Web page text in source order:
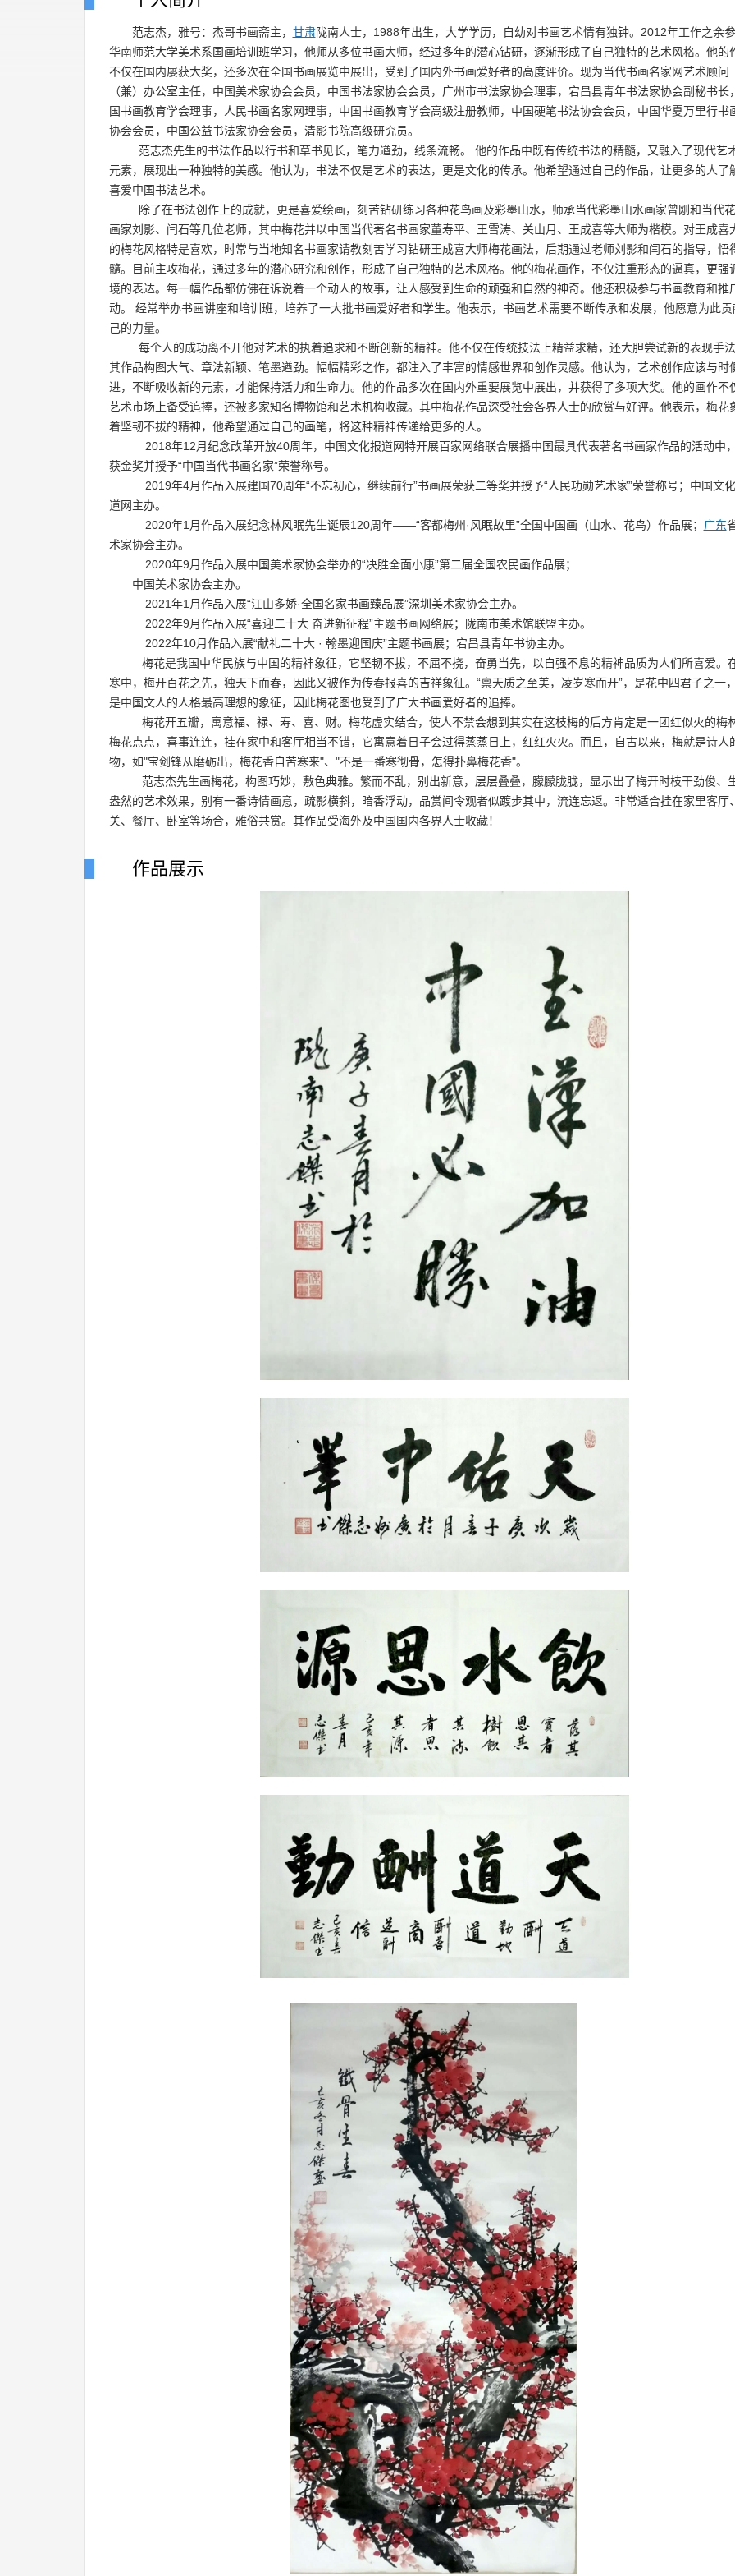
范志杰，雅号：杰哥书画斋主， 甘肃陇南人士，1988年出生，大学学历，自幼对书画艺术情有独钟。2012年工作之余
华南师范大学美术系国画培训班学习，他师从多位书画大师，经过多年的潜心钻研，逐渐形成了自己独特的艺术风格。他的
不仅在国内屡获大奖，还多次在全国书画展览中展出，受到了国内外书画爱好者的高度评价。现为当代书画名家网艺术顾问
（兼）办公室主任，中国美术家协会会员，中国书法家协会会员，广州市书法家协会理事，宕昌县青年书法家协会副秘书长
国书画教育学会理事，人民书画名家网理事，中国书画教育学会高级注册教师，中国硬笔书法协会会员，中国华夏万里行书
协会会员，中国公益书法家协会会员，清影书院高级研究员。
范志杰先生的书法作品以行书和草书见长，笔力遒劲，线条流畅。 他的作品中既有传统书法的精髓，又融入了现代艺
元素，展现出一种独特的美感。他认为，书法不仅是艺术的表达，更是文化的传承。他希望通过自己的作品，让更多的人了
喜爱中国书法艺术。
除了在书法创作上的成就，更是喜爱绘画，刻苦钻研练习各种花鸟画及彩墨山水，师承当代彩墨山水画家曾刚和当代
画家刘影、闫石等几位老师，其中梅花并以中国当代著名书画家董寿平、王雪涛、关山月、王成喜等大师为楷模。对王成喜
的梅花风格特是喜欢，时常与当地知名书画家请教刻苦学习钻研王成喜大师梅花画法，后期通过老师刘影和闫石的指导，悟
髓。目前主攻梅花，通过多年的潜心研究和创作，形成了自己独特的艺术风格。他的梅花画作，不仅注重形态的逼真，更强
境的表达。每一幅作品都仿佛在诉说着一个动人的故事，让人感受到生命的顽强和自然的神奇。他还积极参与书画教育和推
动。 经常举办书画讲座和培训班，培养了一大批书画爱好者和学生。他表示，书画艺术需要不断传承和发展，他愿意为此贡
己的力量。
每个人的成功离不开他对艺术的执着追求和不断创新的精神。他不仅在传统技法上精益求精，还大胆尝试新的表现手法
其作品构图大气、章法新颖、笔墨遒劲。幅幅精彩之作，都注入了丰富的情感世界和创作灵感。他认为，艺术创作应该与时
进，不断吸收新的元素，才能保持活力和生命力。他的作品多次在国内外重要展览中展出，并获得了多项大奖。他的画作不
艺术市场上备受追捧，还被多家知名博物馆和艺术机构收藏。其中梅花作品深受社会各界人士的欣赏与好评。他表示，梅花
着坚韧不拔的精神，他希望通过自己的画笔，将这种精神传递给更多的人。
2018年12月纪念改革开放40周年，中国文化报道网特开展百家网络联合展播中国最具代表著名书画家作品的活动中
获金奖并授予“中国当代书画名家”荣誉称号。
2019年4月作品入展建国70周年“不忘初心，继续前行”书画展荣获二等奖并授予“人民功勋艺术家”荣誉称号；中国文
道网主办。
2020年1月作品入展纪念林风眠先生诞辰120周年——“客都梅州·风眠故里”全国中国画（山水、花鸟）作品展； 广东
术家协会主办。
2020年9月作品入展中国美术家协会举办的“决胜全面小康”第二届全国农民画作品展；
中国美术家协会主办。
2021年1月作品入展“江山多娇·全国名家书画臻品展”深圳美术家协会主办。
2022年9月作品入展“喜迎二十大 奋进新征程”主题书画网络展；陇南市美术馆联盟主办。
2022年10月作品入展“献礼二十大 · 翰墨迎国庆”主题书画展；宕昌县青年书协主办。
梅花是我国中华民族与中国的精神象征，它坚韧不拔，不屈不挠，奋勇当先，以自强不息的精神品质为人们所喜爱。
寒中，梅开百花之先，独天下而春，因此又被作为传春报喜的吉祥象征。“禀天质之至美，凌岁寒而开”，是花中四君子之一
是中国文人的人格最高理想的象征，因此梅花图也受到了广大书画爱好者的追捧。
梅花开五瓣，寓意福、禄、寿、喜、财。梅花虚实结合，使人不禁会想到其实在这枝梅的后方肯定是一团红似火的梅林
梅花点点，喜事连连，挂在家中和客厅相当不错，它寓意着日子会过得蒸蒸日上，红红火火。而且，自古以来，梅就是诗人
物，如"宝剑锋从磨砺出，梅花香自苦寒来"、"不是一番寒彻骨，怎得扑鼻梅花香"。
范志杰先生画梅花，构图巧妙，敷色典雅。繁而不乱，别出新意，层层叠叠，朦朦胧胧，显示出了梅开时枝干劲俊、
盎然的艺术效果，别有一番诗情画意，疏影横斜，暗香浮动，品赏间令观者似踱步其中，流连忘返。非常适合挂在家里客厅
关、餐厅、卧室等场合，雅俗共赏。其作品受海外及中国国内各界人士收藏！
作品展示